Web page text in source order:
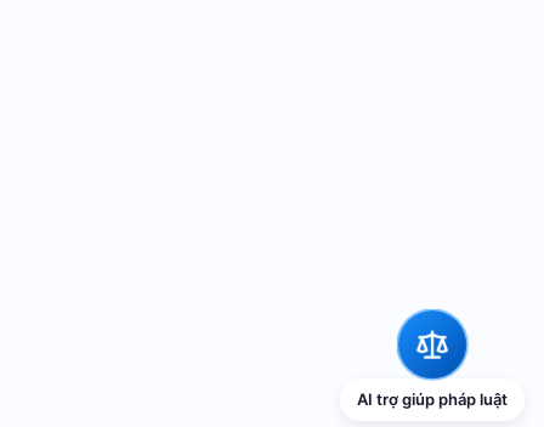
AI trợ giúp pháp luật